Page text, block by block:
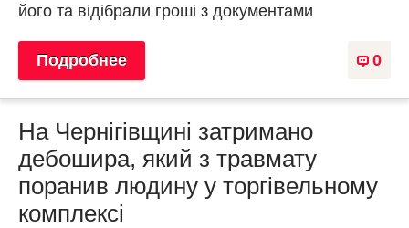
його та відібрали гроші з документами
0
Подробнее
На Чернігівщині затримано
дебошира, який з травмату
поранив людину у торгівельному
комплексі